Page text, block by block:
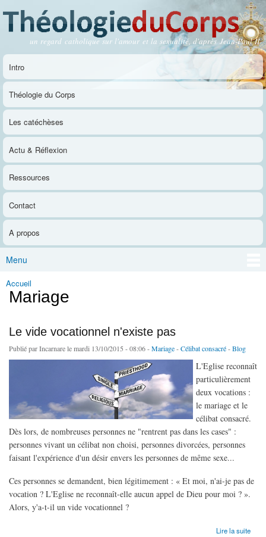
contenu
principal
Théologie du Corps
un regard catholique sur l'amour et la sexualité, d'après Jean-Paul II
Menu principal
Intro
Théologie du Corps
Les catéchèses
Actu & Réflexion
Ressources
Contact
A propos
Menu
Vous êtes ici
Accueil
Mariage
Le vide vocationnel n'existe pas
Publié parIncarnarele mardi 13/10/2015 - 08:06 -Mariage-Célibat consacré-Blog
L'Eglise reconnaît
particulièrement
deux vocations :
le mariage et le
célibat consacré.
Dès lors, de nombreuses personnes ne "rentrent pas dans les cases" :
personnes vivant un célibat non choisi, personnes divorcées, personnes
faisant l'expérience d'un désir envers les personnes de même sexe...
Ces personnes se demandent, bien légitimement : « Et moi, n'ai-je pas de
vocation ? L'Eglise ne reconnaît-elle aucun appel de Dieu pour moi ? ».
Alors, y'a-t-il un vide vocationnel ?
Lire la suite